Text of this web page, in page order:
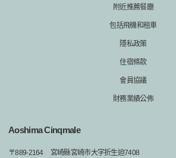
附近推薦餐廳
包括飛機和租車
隱私政策
住宿條款
會員協議
財務業績公佈
Aoshima Cinqmale
〒889-2164 宮崎縣宮崎市大字折生迫7408